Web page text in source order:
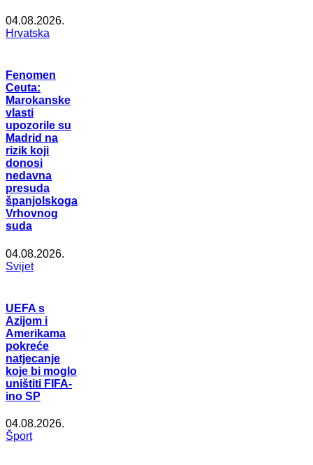
04.08.2026.
Hrvatska
Fenomen
Ceuta:
Marokanske
vlasti
upozorile su
Madrid na
rizik koji
donosi
nedavna
presuda
španjolskoga
Vrhovnog
suda
04.08.2026.
Svijet
UEFA s
Azijom i
Amerikama
pokreće
natjecanje
koje bi moglo
uništiti FIFA-
ino SP
04.08.2026.
Šport